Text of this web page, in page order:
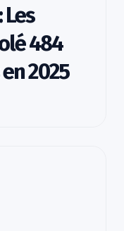
484
2025